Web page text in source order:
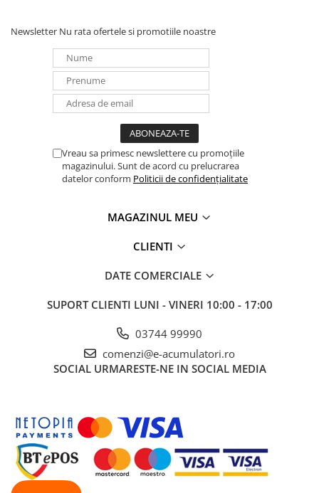
Stabilizatoare Tensiune
PDUs unitati de distributie a
energiei electrice
Cabinete baterii
Acumulatori UPS
Accesorii
Frigidere portabile
Tablouri electrice
cabluri USB, prelungitoare USB
Cablu de date si Adaptoare
Solutii solare portabile
Lichidare de stoc
Newsletter Nu rata ofertele si promotiile noastre
Vreau sa primesc newslettere cu promoțiile
magazinului. Sunt de acord cu prelucrarea
datelor conform Politicii de confidențialitate
MAGAZINUL MEU
CLIENTI
DATE COMERCIALE
SUPORT CLIENTI LUNI - VINERI 10:00 - 17:00
03744 99990
comenzi@e-acumulatori.ro
SOCIAL URMARESTE-NE IN SOCIAL MEDIA